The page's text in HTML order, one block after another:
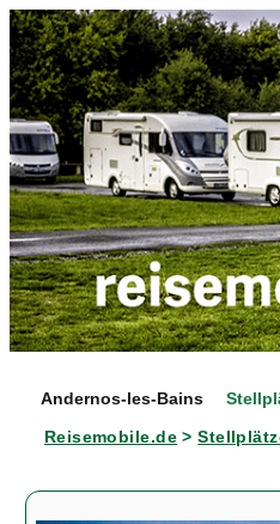
Andernos-les-Bains
Reisemobile.de>